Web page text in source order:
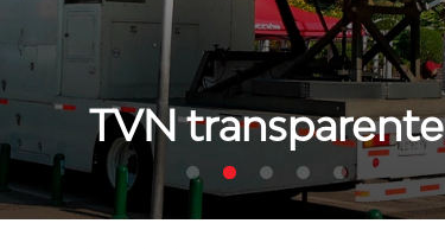
TVN transparente